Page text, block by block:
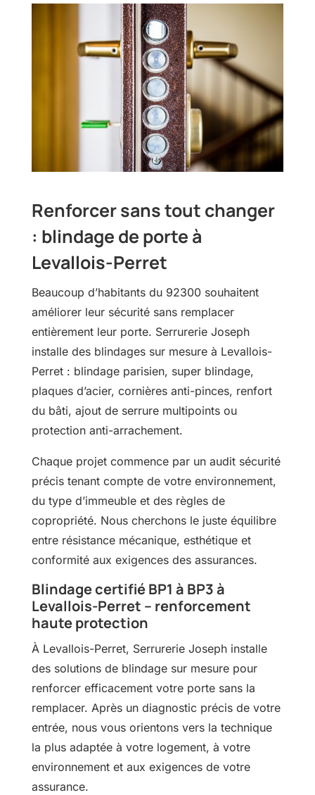
Renforcer sans tout changer
: blindage de porte à
Levallois-Perret
Beaucoup d’habitants du 92300 souhaitent
améliorer leur sécurité sans remplacer
entièrement leur porte. Serrurerie Joseph
installe des blindages sur mesure à Levallois-
Perret : blindage parisien, super blindage,
plaques d’acier, cornières anti-pinces, renfort
du bâti, ajout de serrure multipoints ou
protection anti-arrachement.
Chaque projet commence par un audit sécurité
précis tenant compte de votre environnement,
du type d’immeuble et des règles de
copropriété. Nous cherchons le juste équilibre
entre résistance mécanique, esthétique et
conformité aux exigences des assurances.
Blindage certifié BP1 à BP3 à
Levallois-Perret – renforcement
haute protection
À Levallois-Perret, Serrurerie Joseph installe
des solutions de blindage sur mesure pour
renforcer efficacement votre porte sans la
remplacer. Après un diagnostic précis de votre
entrée, nous vous orientons vers la technique
la plus adaptée à votre logement, à votre
environnement et aux exigences de votre
assurance.